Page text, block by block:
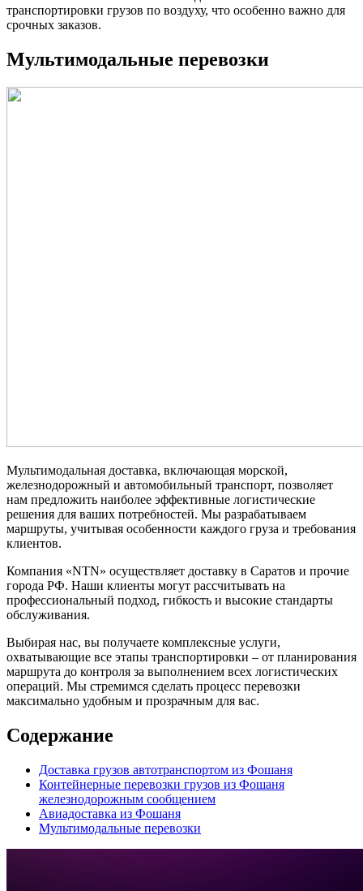
транспортировки грузов по воздуху, что особенно важно для
срочных заказов.
Мультимодальные перевозки
Мультимодальная доставка, включающая морской,
железнодорожный и автомобильный транспорт, позволяет
нам предложить наиболее эффективные логистические
решения для ваших потребностей. Мы разрабатываем
маршруты, учитывая особенности каждого груза и требования
клиентов.
Компания «NTN» осуществляет доставку в Саратов и прочие
города РФ. Наши клиенты могут рассчитывать на
профессиональный подход, гибкость и высокие стандарты
обслуживания.
Выбирая нас, вы получаете комплексные услуги,
охватывающие все этапы транспортировки – от планирования
маршрута до контроля за выполнением всех логистических
операций. Мы стремимся сделать процесс перевозки
максимально удобным и прозрачным для вас.
Содержание
Доставка грузов автотранспортом из Фошаня
Контейнерные перевозки грузов из Фошаня
железнодорожным сообщением
Авиадоставка из Фошаня
Мультимодальные перевозки